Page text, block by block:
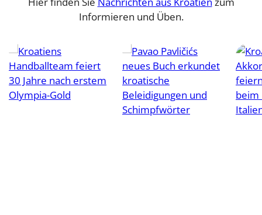
Informieren und Üben.